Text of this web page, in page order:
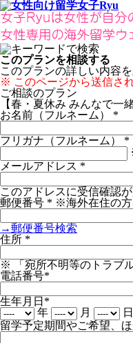
このプランを相談する
このプランの詳しい内容
※ このページから送信さ
ご相談のプラン
【春・夏休み みんなで一
お名前（フルネーム） *
フリガナ（フルネーム） *
メールアドレス *
このアドレスに受信確認
郵便番号 * ※海外在住の方
→郵便番号検索
住所 *
※ 「宛所不明等のトラブ
電話番号*
生年月日 *
年
月
日
留学予定期間やご希望、